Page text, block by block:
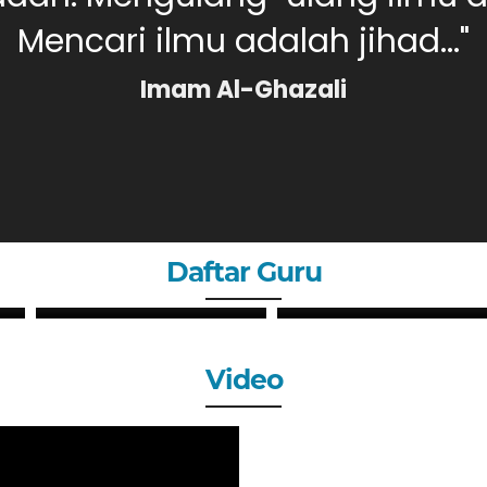
Mencari ilmu adalah jihad..."
Imam Al-Ghazali
Daftar GuruMERI DAHLIA, S.Pd
Video